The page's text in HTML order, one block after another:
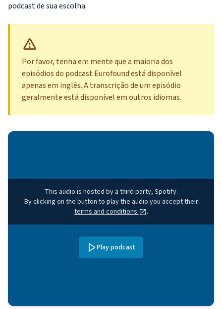
podcast de sua escolha.
Por favor, tenha em mente que a maioria dos
episódios do podcast Eurofound está disponível
apenas em inglês. A transcrição de um episódio
geralmente está disponível em outros idiomas.
This audio is hosted by a third party, Spotify.
By clicking on the button to play the audio you accept their
terms and conditions
.
Play podcast